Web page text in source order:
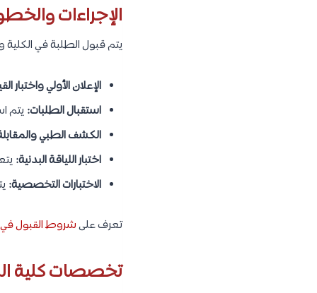
الإجراءات
يتم قبول الطلبة في
الإعلان الأولي واختبار
استقبال الطلبات: يتم
الكشف الطبي
اختبار اللياقة البدنية:
الاختبارات التخصصية:
تعرف علىشروط القبول في
تخصصات كلية